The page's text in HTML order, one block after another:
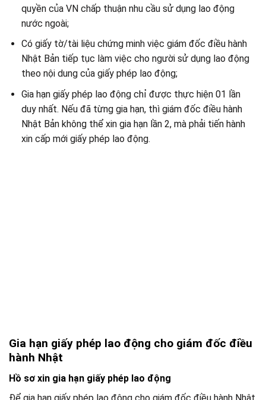
quyền của VN chấp thuận nhu cầu sử dụng lao động
nước ngoài;
Có giấy tờ/tài liệu chứng minh việc giám đốc điều hành
Nhật Bản tiếp tục làm việc cho người sử dụng lao động
theo nội dung của giấy phép lao động;
Gia hạn giấy phép lao động chỉ được thực hiện 01 lần
duy nhất. Nếu đã từng gia hạn, thì giám đốc điều hành
Nhật Bản không thể xin gia hạn lần 2, mà phải tiến hành
xin cấp mới giấy phép lao động.
Gia hạn giấy phép lao động cho giám đốc điều
hành Nhật
Hồ sơ xin gia hạn giấy phép lao động